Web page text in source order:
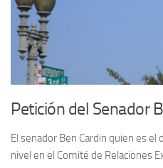
Petición del Senador
El senador Ben Cardin quien es
nivel en el Comité de Relaciones